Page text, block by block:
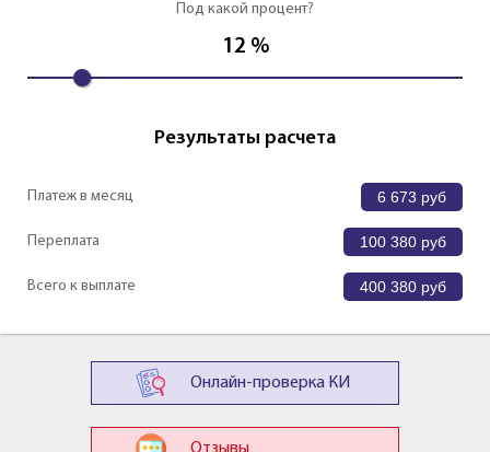
Под какой процент?
12 %
Результаты расчета
Платеж в месяц 6 673 руб
Переплата 100 380 руб
Всего к выплате 400 380 руб
Онлайн-проверка КИ